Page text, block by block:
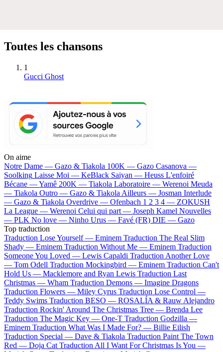
Toutes les chansons
1
Gucci Ghost
On aime
Notre Dame — Gazo & Tiakola 100K — Gazo Casanova —
Soolking Laisse Moi — KeBlack Saiyan — Heuss L'enfoiré
Bécane —Yamê 200K — Tiakola Laboratoire — Werenoi Meuda
— Tiakola Outro — Gazo & Tiakola Ailleurs — Josman Interlude
— Gazo & Tiakola Overdrive — Ofenbach 1 2 3 4 — ZOKUSH
La League — Werenoi Celui qui part — Joseph Kamel Nouvelles
— PLK No love — Ninho Urus — Favé (FR) DIE — Gazo
Top traduction
Traduction Lose Yourself — Eminem Traduction The Real Slim
Shady — Eminem Traduction Without Me — Eminem Traduction
Someone You Loved — Lewis Capaldi Traduction Another Love
— Tom Odell Traduction Mockingbird — Eminem Traduction Can't
Hold Us — Macklemore and Ryan Lewis Traduction Last
Christmas — Wham Traduction Demons — Imagine Dragons
Traduction Flowers — Miley Cyrus Traduction Lose Control —
Teddy Swims Traduction BESO — ROSALÍA & Rauw Alejandro
Traduction Rockin' Around The Christmas Tree — Brenda Lee
Traduction The Magic Key — One-T Traduction Godzilla —
Eminem Traduction What Was I Made For? — Billie Eilish
Traduction Special — Dave & Tiakola Traduction Paint The Town
Red — Doja Cat Traduction All I Want For Christmas Is You —